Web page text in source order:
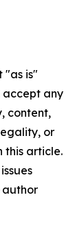
"as is"
accept any
content,
or
this article.
author